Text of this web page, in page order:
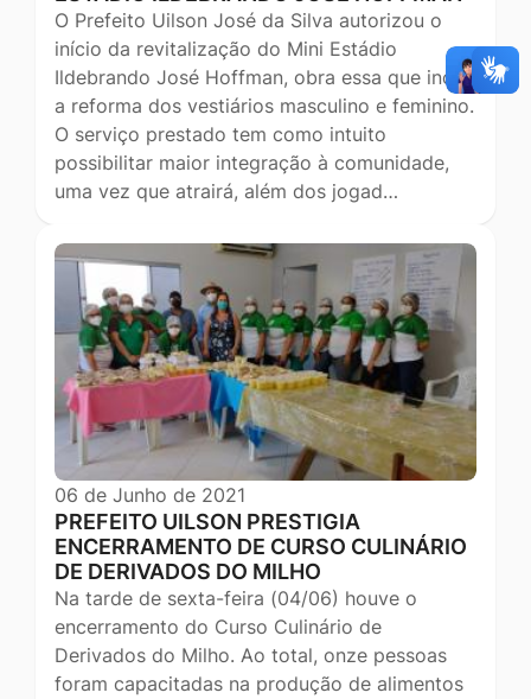
O Prefeito Uilson José da Silva autorizou o
início da revitalização do Mini Estádio
Ildebrando José Hoffman, obra essa que inclui
a reforma dos vestiários masculino e feminino.
O serviço prestado tem como intuito
possibilitar maior integração à comunidade,
uma vez que atrairá, além dos jogad…
06 de Junho de 2021
PREFEITO UILSON PRESTIGIA
ENCERRAMENTO DE CURSO CULINÁRIO
DE DERIVADOS DO MILHO
Na tarde de sexta-feira (04/06) houve o
encerramento do Curso Culinário de
Derivados do Milho. Ao total, onze pessoas
foram capacitadas na produção de alimentos